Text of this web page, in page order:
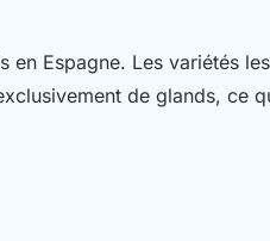
en Espagne. Les variétés
de glands, ce